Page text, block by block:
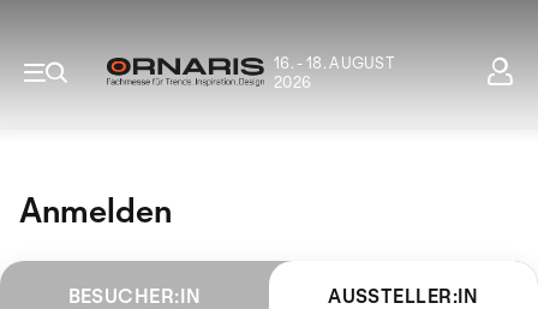
16. - 18. AUGUST
2026
Anmelden
BESUCHER:IN AUSSTELLER:IN